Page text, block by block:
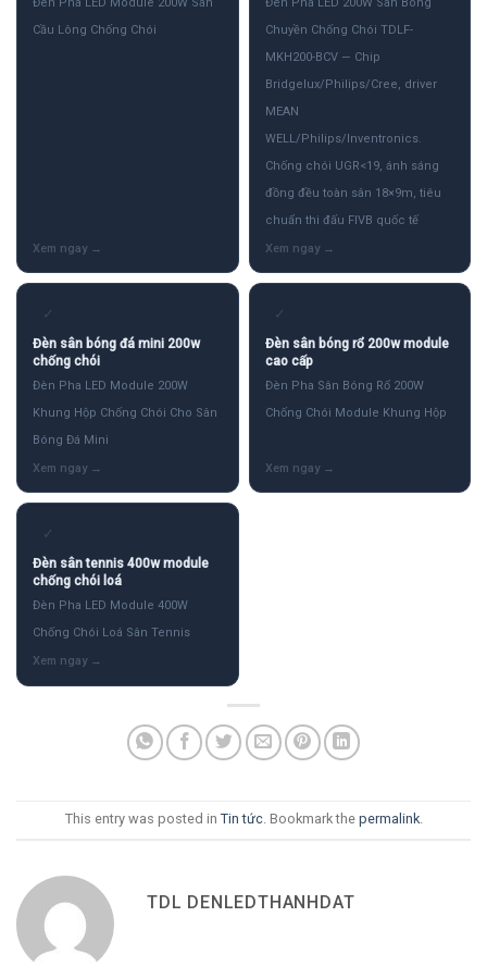
Cầu Lông Chống Chói
Chuyền Chống Chói TDLF-
MKH200-BCV — Chip
Bridgelux/Philips/Cree, driver
MEAN
WELL/Philips/Inventronics.
Chống chói UGR<19, ánh sáng
đồng đều toàn sân 18×9m, tiêu
chuẩn thi đấu FIVB quốc tế
✓
Đèn sân bóng đá mini 200w
chống chói
Đèn Pha LED Module 200W
Khung Hộp Chống Chói Cho Sân
Bóng Đá Mini
✓
Đèn sân bóng rổ 200w module
cao cấp
Đèn Pha Sân Bóng Rổ 200W
Chống Chói Module Khung Hộp
✓
Đèn sân tennis 400w module
chống chói loá
Đèn Pha LED Module 400W
Chống Chói Loá Sân Tennis
This entry was posted in Tin tức. Bookmark the permalink.
TDL DENLEDTHANHDAT